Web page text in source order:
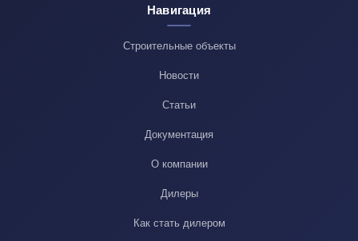
Навигация
Строительные объекты
Новости
Статьи
Документация
О компании
Дилеры
Как стать дилером